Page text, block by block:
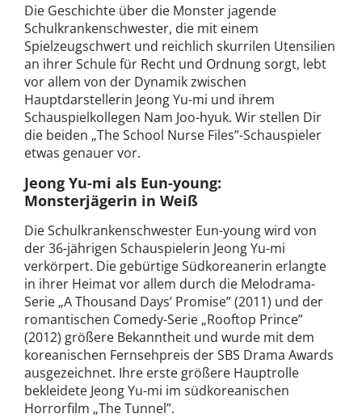
Die Geschichte über die Monster jagende
Schulkrankenschwester, die mit einem
Spielzeugschwert und reichlich skurrilen Utensilien
an ihrer Schule für Recht und Ordnung sorgt, lebt
vor allem von der Dynamik zwischen
Hauptdarstellerin Jeong Yu-mi und ihrem
Schauspielkollegen Nam Joo-hyuk. Wir stellen Dir
die beiden „The School Nurse Files”-Schauspieler
etwas genauer vor.
Jeong Yu-mi als Eun-young:
Monsterjägerin in Weiß
Die Schulkrankenschwester Eun-young wird von
der 36-jährigen Schauspielerin Jeong Yu-mi
verkörpert. Die gebürtige Südkoreanerin erlangte
in ihrer Heimat vor allem durch die Melodrama-
Serie „A Thousand Days’ Promise” (2011) und der
romantischen Comedy-Serie „Rooftop Prince”
(2012) größere Bekanntheit und wurde mit dem
koreanischen Fernsehpreis der SBS Drama Awards
ausgezeichnet. Ihre erste größere Hauptrolle
bekleidete Jeong Yu-mi im südkoreanischen
Horrorfilm „The Tunnel”.